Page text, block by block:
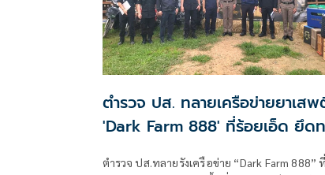
ตำรวจ ปส. ทลายเครือข่ายยาเส
'Dark Farm 888' ที่ร้อยเอ็ด ยึด
ตำรวจ ปส.ทลายรังเครือข่าย “Dark Farm 888”